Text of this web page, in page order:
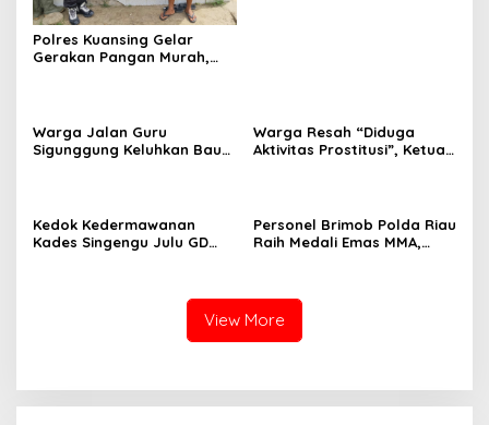
Polres Kuansing Gelar
Gerakan Pangan Murah,
Warga Jalan Guru
Sigunggung Keluhkan Bau
Warga Resah “Diduga
Aktivitas Prostitusi”, Ketua
Jalan Tanjung Datuk
Kedok Kedermawanan
Kades Singengu Julu GD
Personel Brimob Polda Riau
Raih Medali Emas MMA,
View More